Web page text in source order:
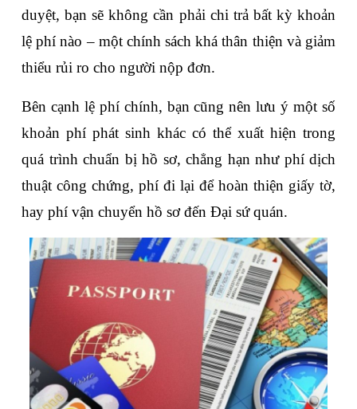
duyệt, bạn sẽ không cần phải chi trả bất kỳ khoản
lệ phí nào – một chính sách khá thân thiện và giảm
thiểu rủi ro cho người nộp đơn.
Bên cạnh lệ phí chính, bạn cũng nên lưu ý một số
khoản phí phát sinh khác có thể xuất hiện trong
quá trình chuẩn bị hồ sơ, chẳng hạn như phí dịch
thuật công chứng, phí đi lại để hoàn thiện giấy tờ,
hay phí vận chuyển hồ sơ đến Đại sứ quán.